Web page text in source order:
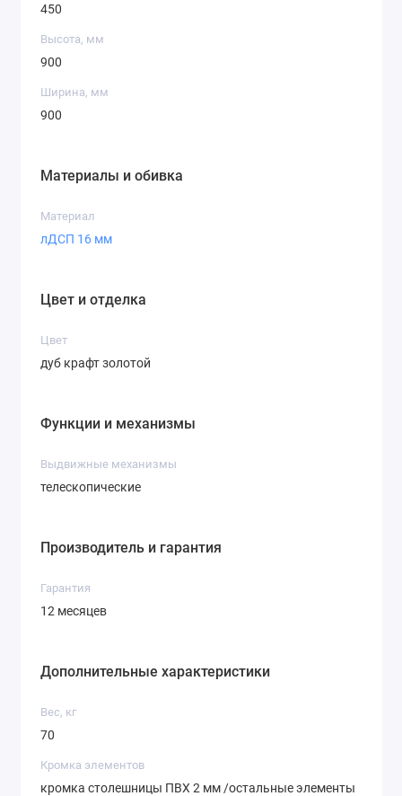
450
Высота, мм
900
Ширина, мм
900
Материалы и обивка
Материал
лДСП 16 мм
Цвет и отделка
Цвет
дуб крафт золотой
Функции и механизмы
Выдвижные механизмы
телескопические
Производитель и гарантия
Гарантия
12 месяцев
Дополнительные характеристики
Вес, кг
70
Кромка элементов
кромка столешницы ПВХ 2 мм /остальные элементы